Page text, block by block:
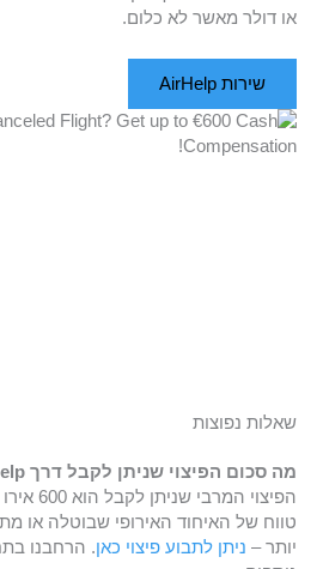
או דולר מאשר לא כלום.
שירות AirHelp
שאלות נפוצות
מה סכום הפיצוי שניתן לקבל דרך AirHelp?
הפיצוי
יותר – ניתן לתבוע פיצוי כאן. הרחבנו